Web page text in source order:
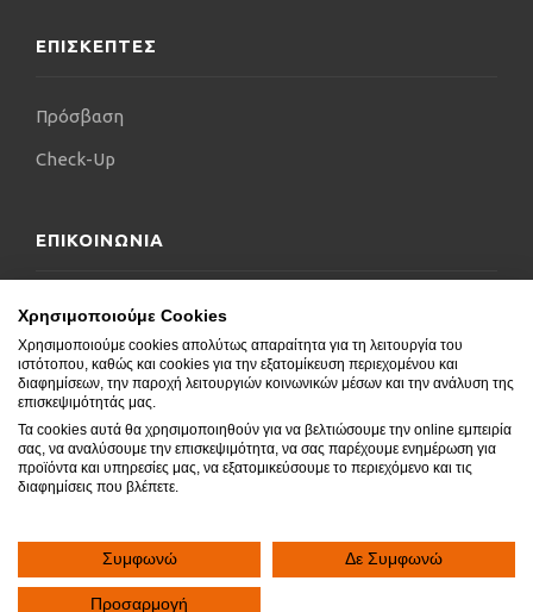
ΕΠΙΣΚΕΠΤΕΣ
Πρόσβαση
Check-Up
ΕΠΙΚΟΙΝΩΝΙΑ
Επικοινωνήστε μαζί μας
Δήλωση Προσβασιμότητας
Συχνές Ερωτήσεις
Blog
Χρησιμοποιούμε Cookies
Χρησιμοποιούμε cookies απολύτως απαραίτητα για τη λειτουργία του
ιστότοπου, καθώς και cookies για την εξατομίκευση περιεχομένου και
διαφημίσεων, την παροχή λειτουργιών κοινωνικών μέσων και την ανάλυση της
επισκεψιμότητάς μας.
Τα cookies αυτά θα χρησιμοποιηθούν για να βελτιώσουμε την online εμπειρία
σας, να αναλύσουμε την επισκεψιμότητα, να σας παρέχουμε ενημέρωση για
προϊόντα και υπηρεσίες μας, να εξατομικεύσουμε το περιεχόμενο και τις
διαφημίσεις που βλέπετε.
Συμφωνώ Δε Συμφωνώ
Προσαρμογή